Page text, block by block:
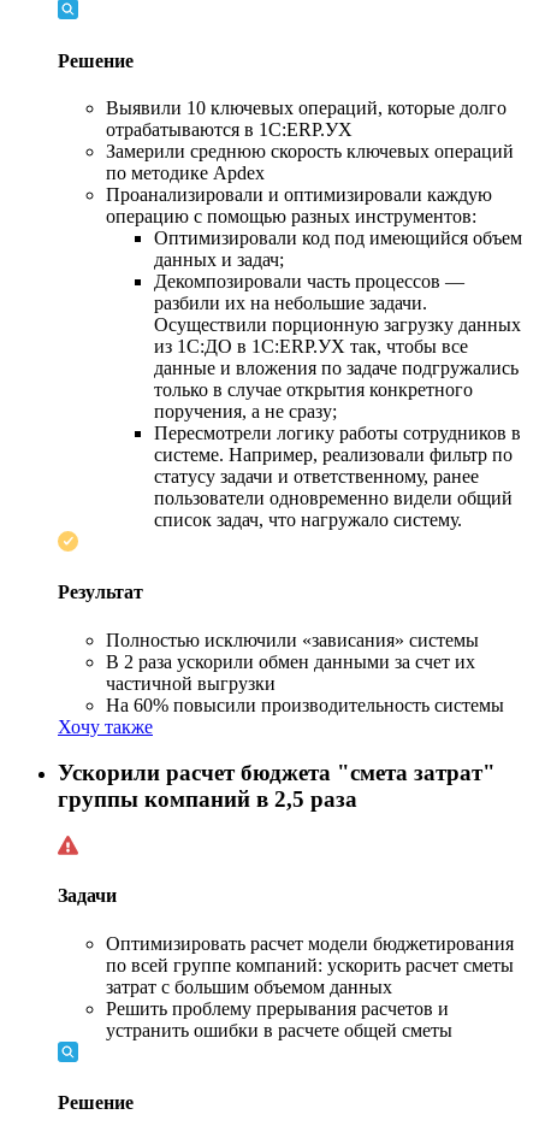
Решение
Выявили 10 ключевых операций, которые долго
отрабатываются в 1С:ERP.УХ
Замерили среднюю скорость ключевых операций
по методике Apdex
Проанализировали и оптимизировали каждую
операцию с помощью разных инструментов:
Оптимизировали код под имеющийся объем
данных и задач;
Декомпозировали часть процессов —
разбили их на небольшие задачи.
Осуществили порционную загрузку данных
из 1С:ДО в 1С:ERP.УХ так, чтобы все
данные и вложения по задаче подгружались
только в случае открытия конкретного
поручения, а не сразу;
Пересмотрели логику работы сотрудников в
системе. Например, реализовали фильтр по
статусу задачи и ответственному, ранее
пользователи одновременно видели общий
список задач, что нагружало систему.
Результат
Полностью исключили «зависания» системы
В 2 раза ускорили обмен данными за счет их
частичной выгрузки
На 60% повысили производительность системы
Хочу также
Ускорили расчет бюджета "смета затрат"
группы компаний в 2,5 раза
Задачи
Оптимизировать расчет модели бюджетирования
по всей группе компаний: ускорить расчет сметы
затрат с большим объемом данных
Решить проблему прерывания расчетов и
устранить ошибки в расчете общей сметы
Решение